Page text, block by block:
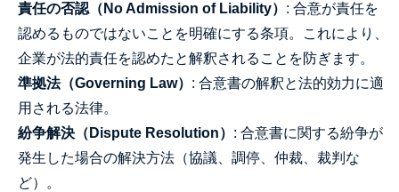
責任の否認（No Admission of Liability） : 合意が責任を
認めるものではないことを明確にする条項。これにより、
企業が法的責任を認めたと解釈されることを防ぎます。
準拠法（Governing Law） : 合意書の解釈と法的効力に適
用される法律。
紛争解決（Dispute Resolution） : 合意書に関する紛争が
発生した場合の解決方法（協議、調停、仲裁、裁判な
ど）。